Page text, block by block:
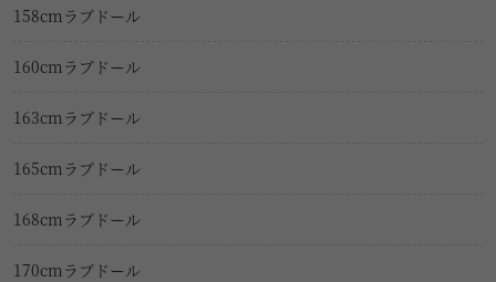
158cmラブドール
160cmラブドール
163cmラブドール
165cmラブドール
168cmラブドール
170cmラブドール